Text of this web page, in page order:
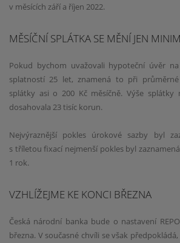
v měsících září a říjen 2022.
MĚSÍČNÍ SPLÁTKA SE MĚNÍ JEN
Pokud bychom uvažovali hypoteční úvěr
splatností 25 let, znamená to při
splátky asi o 200 Kč měsíčně. Výše splátky
dosahovala 23 tisíc korun.
Nejvýraznější pokles úrokové sazby byl
s tříletou fixací nejmenší pokles byl
1 rok.
VZHLÍŽEJME KE KONCI BŘEZNA
Česká národní banka bude o nastavení
března. V současné chvíli se však